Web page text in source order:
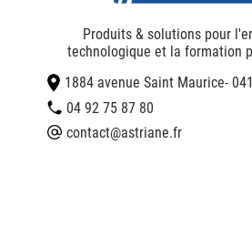
Produits & solutions pour
technologique et la formation
1884 avenue Saint Maurice-
04 92 75 87 80
contact@astriane.fr